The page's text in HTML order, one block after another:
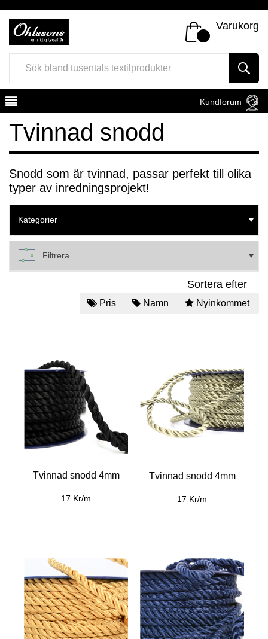
Varukorg
Kundforum
Register Sign In
Tvinnad snodd
Snodd som är tvinnad, passar perfekt till olika
typer av inredningsprojekt!
Kategorier
Filtrera
Sortera efter
Pris Namn Nyinkommet
Tvinnad snodd 4mm
17 Kr/m
Tvinnad snodd 4mm
17 Kr/m